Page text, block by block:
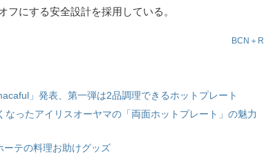
にする安全設計を採用している。
BCN＋R
」発表、第一弾は2品調理できるホットプレート
ったアイリスオーヤマの「両面ホットプレート」の魅力
ーテの料理お助けグッズ